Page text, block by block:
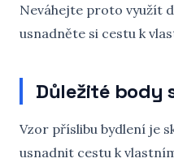
Neváhejte proto využít
usnadněte si cestu k
Důležité body
Vzor příslibu bydlení je
usnadnit cestu k